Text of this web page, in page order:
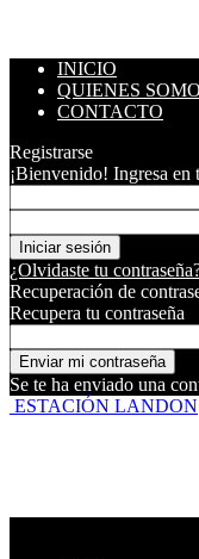
INICIO
QUIENES
CONTACTO
Registrarse
¡Bienvenido! Ingresa en
¿Olvidaste tu
Recuperación de
Recupera tu contraseña
Se te ha enviado una
ESTACIÓN LANDON